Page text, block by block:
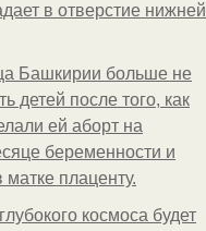
в отверстие нижней
Башкирии больше не
детей после того, как
ей аборт на
беременности и
матке плаценту.
космоса будет